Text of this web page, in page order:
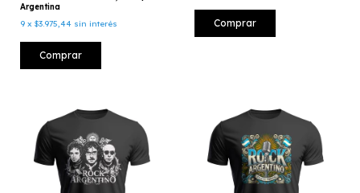
Argentina
9 x $3.975,44 sin interés
Comprar
Comprar